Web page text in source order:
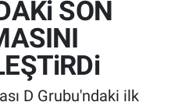
SON
D Grubu'ndaki ilk